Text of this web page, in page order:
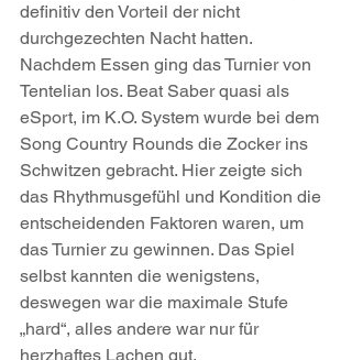
definitiv den Vorteil der nicht
durchgezechten Nacht hatten.
Nachdem Essen ging das Turnier von
Tentelian los. Beat Saber quasi als
eSport, im K.O. System wurde bei dem
Song Country Rounds die Zocker ins
Schwitzen gebracht. Hier zeigte sich
das Rhythmusgefühl und Kondition die
entscheidenden Faktoren waren, um
das Turnier zu gewinnen. Das Spiel
selbst kannten die wenigstens,
deswegen war die maximale Stufe
„hard“, alles andere war nur für
herzhaftes Lachen gut.